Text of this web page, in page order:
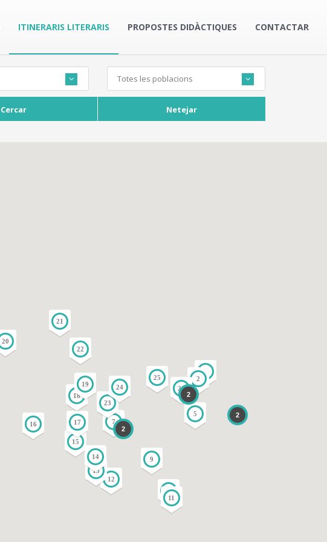
ITINERARIS LITERARIS PROPOSTES DIDÀCTIQUES CONTACTAR
Totes les poblacions
Cercar Netejar
1
2
5
7
9
10
11
12
13
14
15
16 17
18
19
20
21
22
23
24
25
26
2
2
2